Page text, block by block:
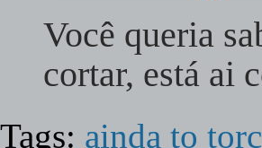
Você queria
cortar, está
Tags: ainda to